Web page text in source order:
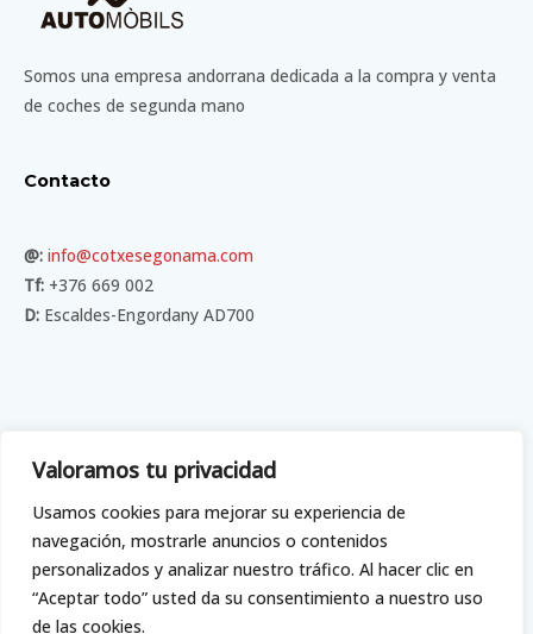
Valoramos tu privacidad
Usamos cookies para mejorar su experiencia de
navegación, mostrarle anuncios o contenidos
personalizados y analizar nuestro tráfico. Al hacer clic en
“Aceptar todo” usted da su consentimiento a nuestro uso
de las cookies.
Somos una empresa andorrana dedicada a la compra y venta
de coches de segunda mano
Contacto
@: info@cotxesegonama.com
Tf: +376 669 002
D: Escaldes-Engordany AD700
Catálogo
Sobre nosotros
Contacto